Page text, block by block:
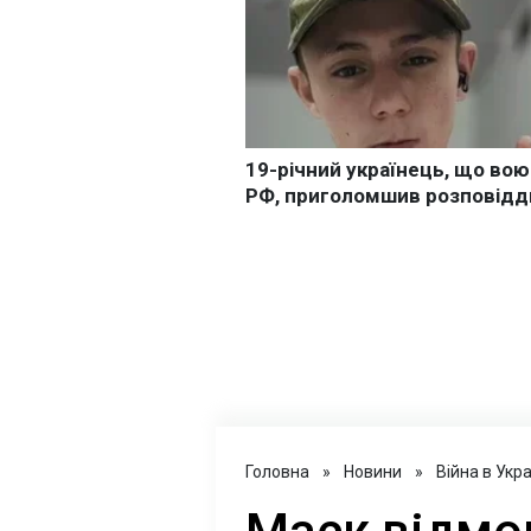
Головна » Новини » Війна в